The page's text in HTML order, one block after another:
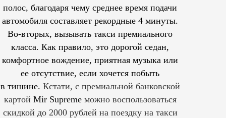
полос, благодаря чему среднее время подачи
автомобиля составляет рекордные 4 минуты.
Во-вторых, вызывать такси премиального
класса. Как правило, это дорогой седан,
комфортное вождение, приятная музыка или
ее отсутствие, если хочется побыть
в тишине. Кстати, с премиальной банковской
картой Mir Supreme можно воспользоваться
скидкой до 2000 рублей на поездку на такси